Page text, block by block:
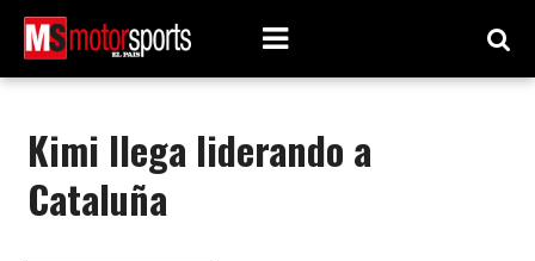
Kimi llega liderando a
Cataluña